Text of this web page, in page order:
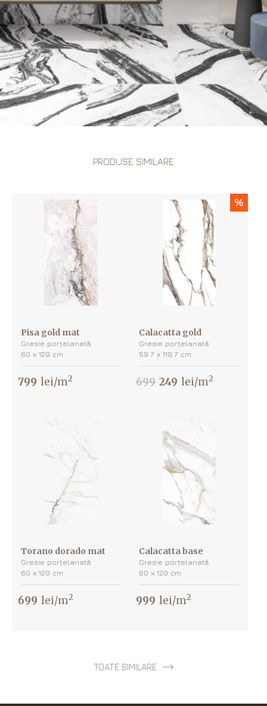
PRODUSE SIMILARE
Pisa gold mat
Gresie porțelanată
60 х 120 cm
799 lei/m2
%
Calacatta gold
Gresie porțelanată
59.7 х 119.7 cm
699 249 lei/m2
Torano dorado mat
Gresie porțelanată
60 х 120 cm
699 lei/m2
Calacatta base
Gresie porțelanată
60 х 120 cm
999 lei/m2
TOATE SIMILARE